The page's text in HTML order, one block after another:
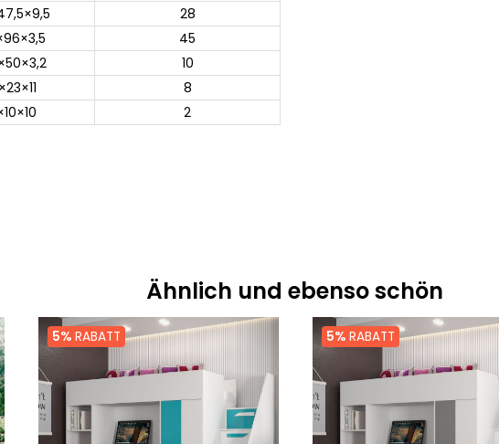
28
45
10
8
2
Ähnlich und ebenso schön
5% RABATT 5% RABATT